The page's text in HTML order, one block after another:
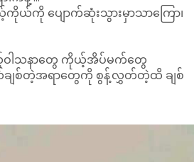
ယ်ကို ပျောက်ဆုံးသွားမှာသာကြော၊
ါသနာတွေ ကိုယ့်အိပ်မက်တွေ
ျစ်တဲ့အရာတွေကို စွန့်လွှတ်တဲ့ထိ ချစ်
ဗျားပျောက်ဆုံး နေလိမ့်မယ်......